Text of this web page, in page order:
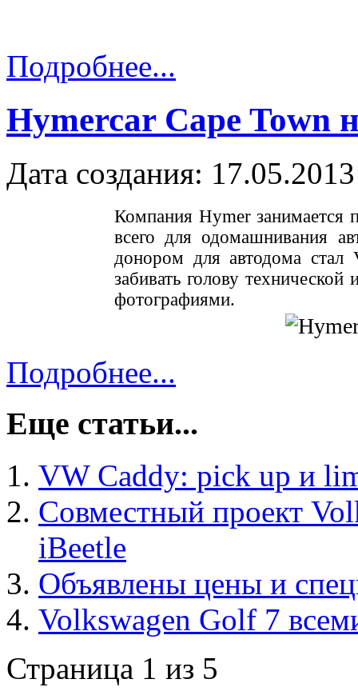
Подробнее...
Hymercar Cape Town
Дата создания: 17.05.2013
Компания Hymer занимается
всего для одомашнивания
донором для автодома
забивать голову
фотографиями.
Подробнее...
Еще статьи...
VW Caddy: pick up и
Совместный проект
iBeetle
Объявлены цены и
Volkswagen Golf 7
Страница 1 из 5